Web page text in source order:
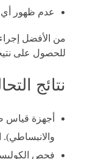
عدم ظهور أي
من الأفضل
للحصول على
نتائج
أجهزة قياس
والانبساطي).
فحص